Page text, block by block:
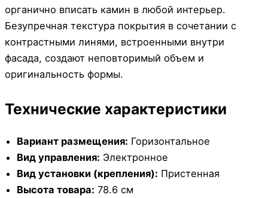
органично вписать камин в любой интерьер.
Безупречная текстура покрытия в сочетании с
контрастными линями, встроенными внутри
фасада, создают неповторимый объем и
оригинальность формы.
Технические характеристики
Вариант размещения: Горизонтальное
Вид управления: Электронное
Вид установки (крепления): Пристенная
Высота товара: 78.6 см